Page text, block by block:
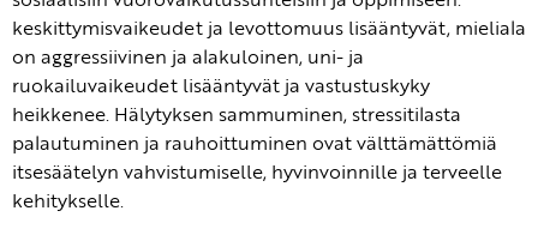
keskittymisvaikeudet ja levottomuus lisääntyvät, mieliala
on aggressiivinen ja alakuloinen, uni- ja
ruokailuvaikeudet lisääntyvät ja vastustuskyky
heikkenee. Hälytyksen sammuminen, stressitilasta
palautuminen ja rauhoittuminen ovat välttämättömiä
itsesäätelyn vahvistumiselle, hyvinvoinnille ja terveelle
kehitykselle.